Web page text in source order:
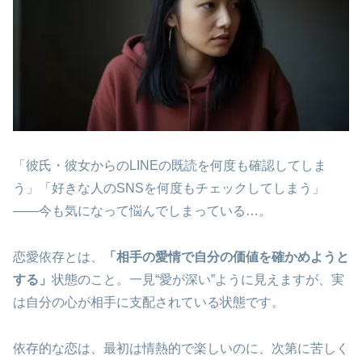
「彼氏・彼女からのLINEの既読を何度も確認してしま
う」「好きな人のSNSを何度もチェックしてしまう」
——今も気になって悩んでしまっている…。
恋愛依存とは、
「相手の愛情で自分の価値を確かめようと
する」 状態のこと。一見“愛が深い”ように見えますが、実
は自分の心が相手に支配されている状態です。
依存的な恋は、最初は情熱的で楽しいのに、次第に苦しく